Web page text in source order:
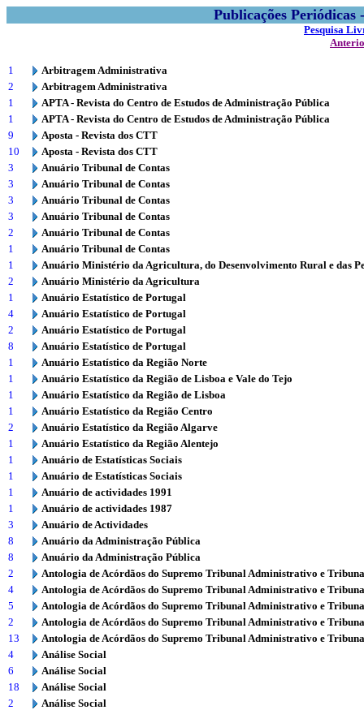
Publicações
Pesquisa
1
Arbitragem Administrativa
2
Arbitragem Administrativa
1
APTA - Revista do Centro de Estudos de Administração Pública
1
APTA - Revista do Centro de Estudos de Administração Pública
9
Aposta - Revista dos CTT
10
Aposta - Revista dos CTT
3
Anuário Tribunal de Contas
3
Anuário Tribunal de Contas
3
Anuário Tribunal de Contas
3
Anuário Tribunal de Contas
2
Anuário Tribunal de Contas
1
Anuário Tribunal de Contas
1
Anuário Ministério da Agricultura, do Desenvolvimento Rural e das
2
Anuário Ministério da Agricultura
1
Anuário Estatístico de Portugal
4
Anuário Estatístico de Portugal
2
Anuário Estatístico de Portugal
8
Anuário Estatístico de Portugal
1
Anuário Estatístico da Região Norte
1
Anuário Estatístico da Região de Lisboa e Vale do Tejo
1
Anuário Estatístico da Região de Lisboa
1
Anuário Estatístico da Região Centro
2
Anuário Estatístico da Região Algarve
1
Anuário Estatístico da Região Alentejo
1
Anuário de Estatísticas Sociais
1
Anuário de Estatísticas Sociais
1
Anuário de actividades 1991
1
Anuário de actividades 1987
3
Anuário de Actividades
8
Anuário da Administração Pública
8
Anuário da Administração Pública
2
Antologia de Acórdãos do Supremo Tribunal Administrativo e
4
Antologia de Acórdãos do Supremo Tribunal Administrativo e
5
Antologia de Acórdãos do Supremo Tribunal Administrativo e
2
Antologia de Acórdãos do Supremo Tribunal Administrativo e
13
Antologia de Acórdãos do Supremo Tribunal Administrativo e
4
Análise Social
6
Análise Social
18
Análise Social
2
Análise Social